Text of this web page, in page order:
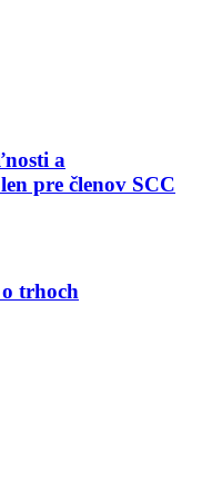
a
pre členov SCC
trhoch